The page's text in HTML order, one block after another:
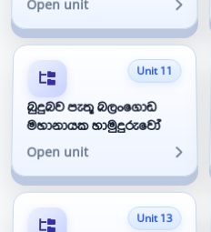
Open unit
Unit 11
බුදුබව පැතූ බලංගොඩ
මහානායක හාමුදුරුවෝ
Open unit
Unit 13